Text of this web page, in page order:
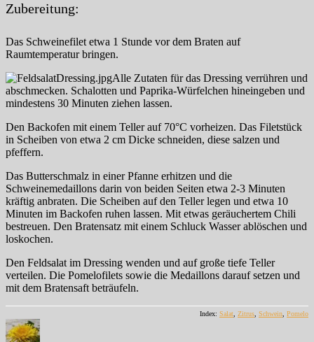
Zubereitung:
Das Schweinefilet etwa 1 Stunde vor dem Braten auf
Raumtemperatur bringen.
Alle Zutaten für das Dressing verrühren und
abschmecken. Schalotten und Paprika-Würfelchen hineingeben und
mindestens 30 Minuten ziehen lassen.
Den Backofen mit einem Teller auf 70°C vorheizen. Das Filetstück
in Scheiben von etwa 2 cm Dicke schneiden, diese salzen und
pfeffern.
Das Butterschmalz in einer Pfanne erhitzen und die
Schweinemedaillons darin von beiden Seiten etwa 2-3 Minuten
kräftig anbraten. Die Scheiben auf den Teller legen und etwa 10
Minuten im Backofen ruhen lassen. Mit etwas geräuchertem Chili
bestreuen. Den Bratensatz mit einem Schluck Wasser ablöschen und
loskochen.
Den Feldsalat im Dressing wenden und auf große tiefe Teller
verteilen. Die Pomelofilets sowie die Medaillons darauf setzen und
mit dem Bratensaft beträufeln.
Index: Salat Zitrus Schwein Pomelo